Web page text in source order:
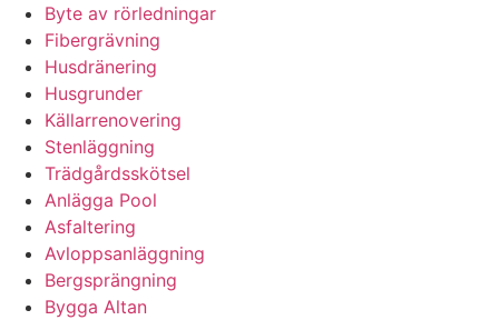
Byte av rörledningar
Fibergrävning
Husdränering
Husgrunder
Källarrenovering
Stenläggning
Trädgårdsskötsel
Anlägga Pool
Asfaltering
Avloppsanläggning
Bergsprängning
Bygga Altan